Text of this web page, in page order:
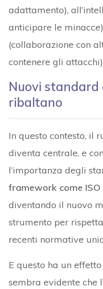
adattamento),
anticipare le
(collaborazione con
contenere gli
Nuovi standard
ribaltano
In questo contesto, il
diventa centrale, e
l’importanza degli
framework come ISO
diventando il nuovo
strumento per
recenti normative
E questo ha un
sembra evidente che